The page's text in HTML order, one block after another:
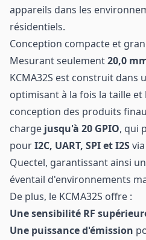
appareils dans les
résidentiels.
Conception compacte et
Mesurant seulement20,0
KCMA32S est construit dans
optimisant à la fois la taille et
conception des produits
charge jusqu'à 20 GPIO, qui
pourI2C, UART, SPI et I2Svia
Quectel, garantissant ainsi
éventail d'environnements
De plus, le KCMA32S offre :
Une sensibilité RF
Une puissance d'émission